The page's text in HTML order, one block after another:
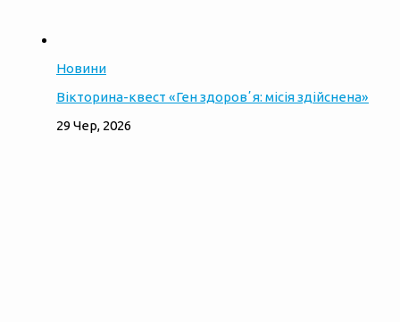
Новини
Вікторина-квест «Ген здоровʼя: місія здійснена»
29 Чер, 2026